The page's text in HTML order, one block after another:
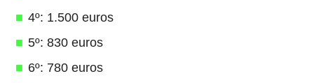
4º: 1.500 euros
5º: 830 euros
6º: 780 euros